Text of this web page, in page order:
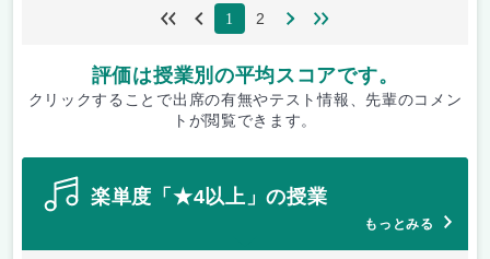
1 2
評価は授業別の平均スコアです。
クリックすることで出席の有無やテスト情報、先輩のコメン
トが閲覧できます。
楽単度「★4以上」の授業
もっとみる